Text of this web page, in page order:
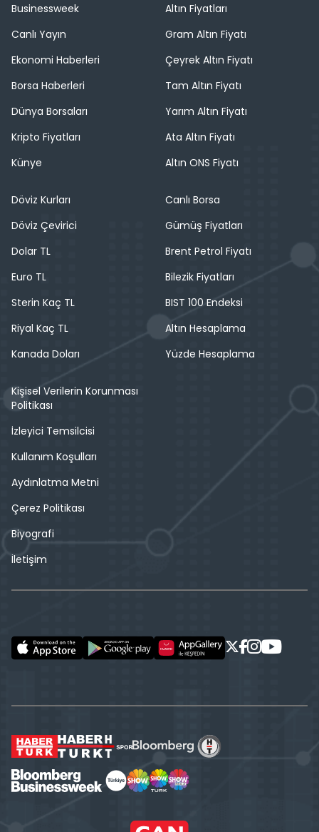
Businessweek
Canlı Yayın
Ekonomi Haberleri
Borsa Haberleri
Dünya Borsaları
Kripto Fiyatları
Künye
Altın Fiyatları
Gram Altın Fiyatı
Çeyrek Altın Fiyatı
Tam Altın Fiyatı
Yarım Altın Fiyatı
Ata Altın Fiyatı
Altın ONS Fiyatı
Döviz Kurları
Döviz Çevirici
Dolar TL
Euro TL
Sterin Kaç TL
Riyal Kaç TL
Kanada Doları
Canlı Borsa
Gümüş Fiyatları
Brent Petrol Fiyatı
Bilezik Fiyatları
BIST 100 Endeksi
Altın Hesaplama
Yüzde Hesaplama
Kişisel Verilerin Korunması
Politikası
İzleyici Temsilcisi
Kullanım Koşulları
Aydınlatma Metni
Çerez Politikası
Biyografi
İletişim